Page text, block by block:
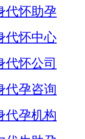
代怀助孕
代怀中心
代怀公司
代孕咨询
代孕机构